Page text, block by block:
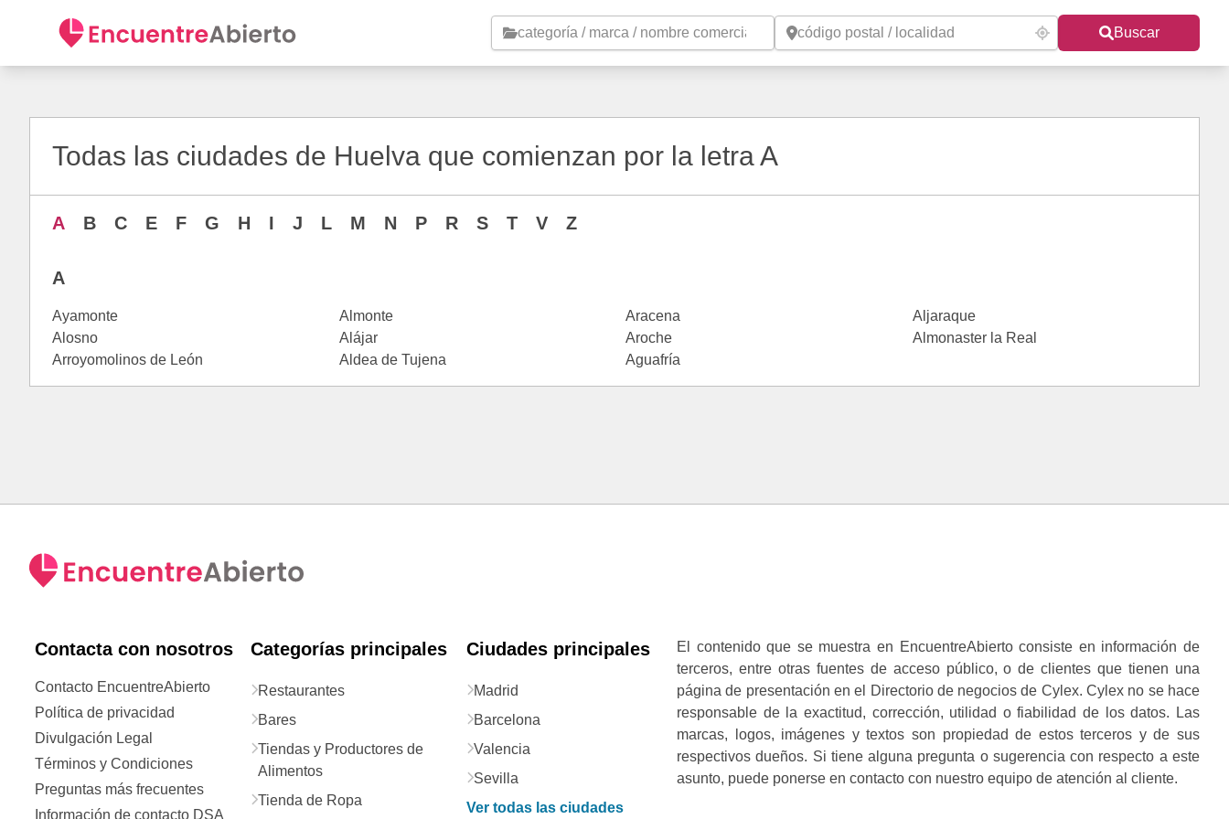
Buscar
Todas las ciudades de Huelva que comienzan por la letra A
A B C E F G H I J L M N P R S T V Z
A
Ayamonte Almonte Aracena
Aljaraque
Alosno
Alájar Aroche
Almonaster la Real
Arroyomolinos de León
Aldea de Tujena Aguafría
Contacta con nosotros
Contacto EncuentreAbierto
Política de privacidad
Divulgación Legal
Términos y Condiciones
Preguntas más frecuentes
Información de contacto DSA
Categorías principales
Restaurantes
Bares
Tiendas y Productores de
Alimentos
Tienda de Ropa
Ciudades principales
Madrid
Barcelona
Valencia
Sevilla
Ver todas las ciudades
El contenido que se muestra en EncuentreAbierto consiste en información de
terceros, entre otras fuentes de acceso público, o de clientes que tienen una
página de presentación en el Directorio de negocios de Cylex. Cylex no se hace
responsable de la exactitud, corrección, utilidad o fiabilidad de los datos. Las
marcas, logos, imágenes y textos son propiedad de estos terceros y de sus
respectivos dueños. Si tiene alguna pregunta o sugerencia con respecto a este
asunto, puede ponerse en contacto con nuestro equipo de atención al cliente.